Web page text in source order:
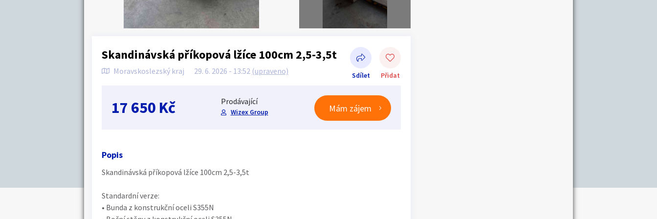
Skandinávská příkopová lžíce 100cm 2,5-3,5t
Moravskoslezský kraj 29. 6. 2026 - 13:52 (upraveno) Sdílet Přidat
Sdílet na Facebooku
17 650 Kč Prodávající
Wizex Group Mám zájem
Popis
Skandinávská příkopová lžíce 100cm 2,5-3,5t
Standardní verze:
• Bunda z konstrukční oceli S355N